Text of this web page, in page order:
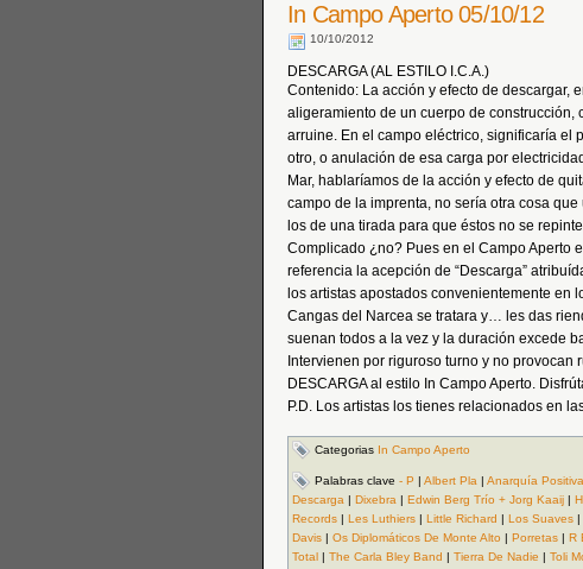
In Campo Aperto 05/10/12
10/10/2012
DESCARGA (AL ESTILO I.C.A.)
Contenido: La acción y efecto de descargar,
aligeramiento de un cuerpo de construcción,
arruine. En el campo eléctrico, significaría el
otro, o anulación de esa carga por
Mar, hablaríamos de la acción y efecto de
campo de la imprenta, no sería otra cosa
los de una tirada para que éstos no se
Complicado ¿no? Pues en el Campo Aperto
referencia la acepción de “Descarga”
los artistas apostados convenientemente en
Cangas del Narcea se tratara y… les das
suenan todos a la vez y la duración excede
Intervienen por riguroso turno y no
DESCARGA al estilo In Campo Aperto.
P.D. Los artistas los tienes relacionados en
Categorias In Campo Aperto
Palabras clave - P | Albert Pla | Anarquía Positiva
Descarga | Dixebra | Edwin Berg Trío + Jorg Kaaij |
Records | Les Luthiers | Little Richard | Los Suaves |
Davis | Os Diplomáticos De Monte Alto | Porretas | R
Total | The Carla Bley Band | Tierra De Nadie | Toli